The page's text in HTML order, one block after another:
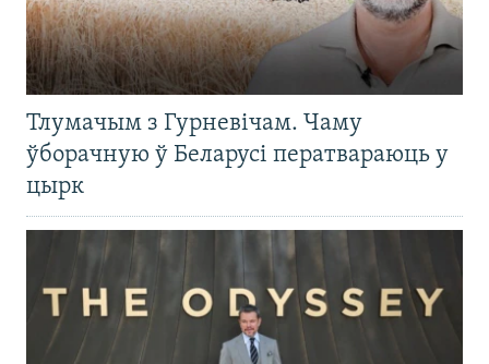
Тлумачым з Гурневічам. Чаму
ўборачную ў Беларусі ператвараюць у
цырк